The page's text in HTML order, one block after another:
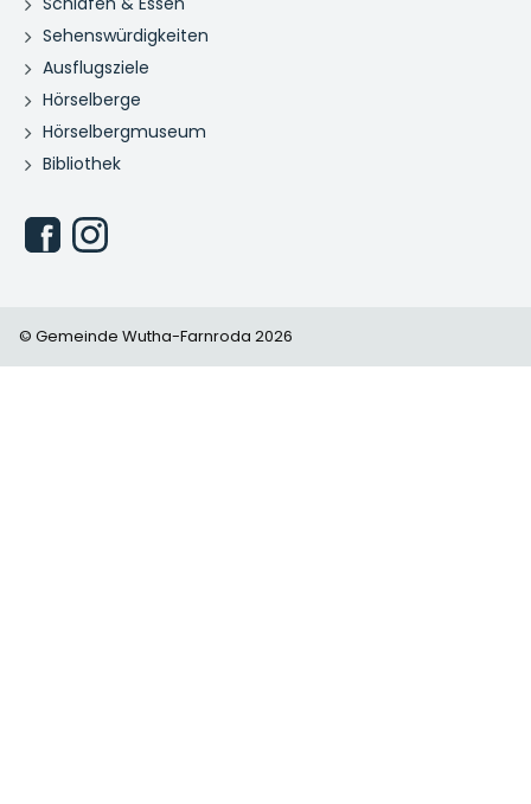
Sehenswürdigkeiten
Ausflugsziele
Hörselberge
Hörselbergmuseum
Bibliothek
© Gemeinde Wutha-Farnroda 2026